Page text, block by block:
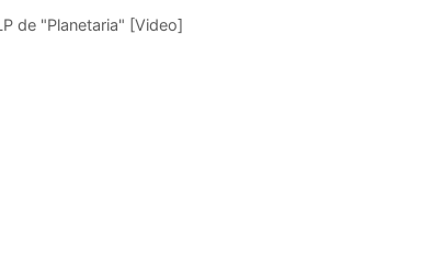
de "Planetaria" [Video]